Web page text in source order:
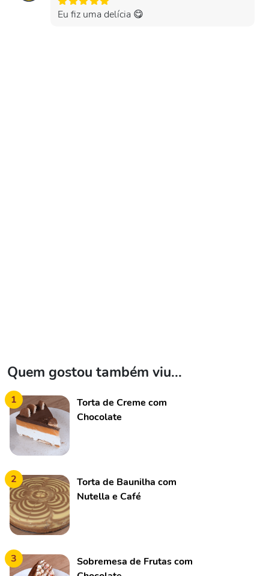
Eu fiz uma delícia 😋
Quem gostou também viu...
1
Torta de Creme com
Chocolate
2
Torta de Baunilha com
Nutella e Café
3
Sobremesa de Frutas com